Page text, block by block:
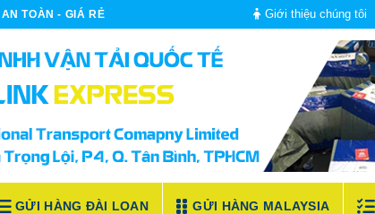
TOÀN - GIÁ RẺ Giới thiệu chúng tôi
GỬI HÀNG ĐÀI LOAN GỬI HÀNG MALAYSIA